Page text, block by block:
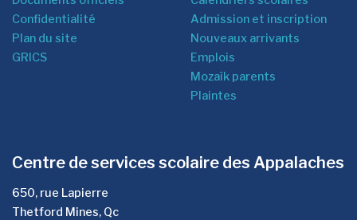
Confidentialité
Plan du site
GRICS
Admission et inscription
Nouveaux arrivants
Emplois
Mozaîk parents
Plaintes
Centre de services scolaire des Appalaches
650, rue Lapierre
Thetford Mines, Qc